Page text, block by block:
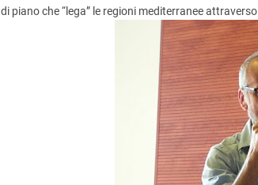
di piano che “lega” le regioni mediterranee